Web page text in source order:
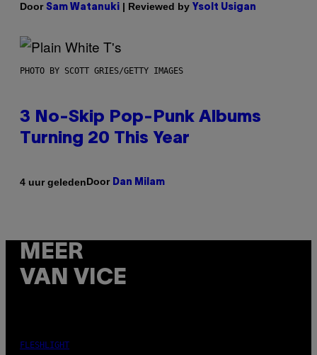
Door Sam Watanuki | Reviewed by Ysolt Usigan
PHOTO BY SCOTT GRIES/GETTY IMAGES
3 No-Skip Pop-Punk Albums
Turning 20 This Year
4 uur geledenDoor Dan Milam
MEER
VAN VICE
FLESHLIGHT